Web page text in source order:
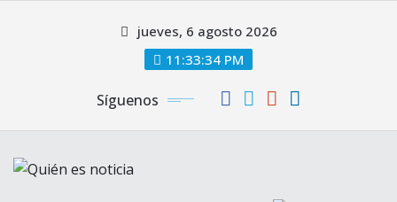
jueves, 6 agosto 2026
11:33:35 PM
Síguenos